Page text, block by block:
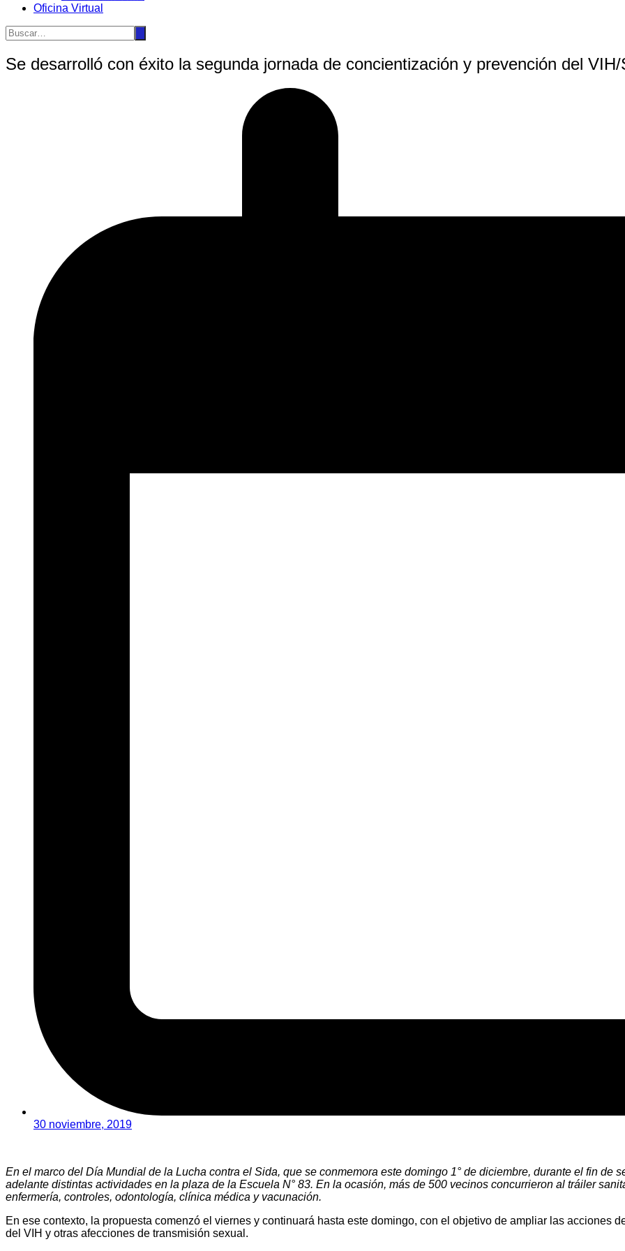
Oficina Virtual
Se desarrolló con éxito la segunda jornada de concientización y prevención del VIH/
30 noviembre, 2019
En el marco del Día Mundial de la Lucha contra el Sida, que se conmemora este domingo 1° de diciembre, durante el fin de
adelante distintas actividades en la plaza de la Escuela N° 83. En la ocasión, más de 500 vecinos concurrieron al tráiler
enfermería, controles, odontología, clínica médica y vacunación.
En ese contexto, la propuesta comenzó el viernes y continuará hasta este domingo, con el objetivo de ampliar las acciones
del VIH y otras afecciones de transmisión sexual.